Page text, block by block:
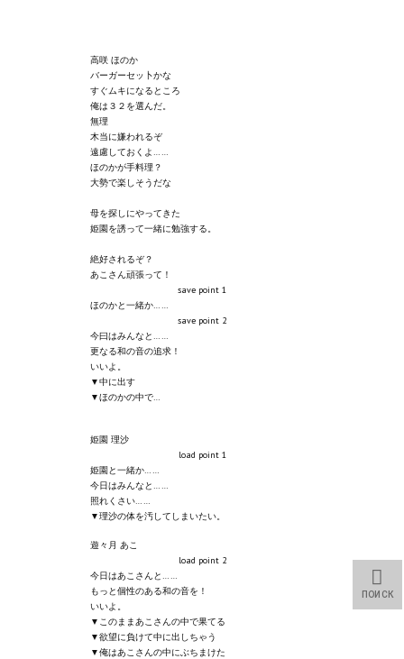
Работы Тестера 55
Наёмный оборотень
Небесный воин
Немного героев меча и магии
Расширенная версия Х3
Работы Kuroneko
Doom 3 Remaster Fan Edition
X2 - The Threat Remaster Fan Edition
Quake III Arena Remaster Fan Edition
Sacred Gold Remaster Fan Edition
Red Faction remaster Fan Edition
Aliens versus Predator 1 Remaster Fan Edition
Age of Pirates: Caribbean Tales Remaster Fan Edition
Корсары 3 Сундук мертвеца Remaster Fan Edition
Sea Dogs - City of Abandoned Ships Remaster Fan Edition
高咲 ほのか
バーガーセッ卜かな
すぐムキになるところ
俺は３２を選んだ。
無理
木当に嫌われるぞ
遠慮しておくよ……
ほのかが手料理？
大勢で楽しそうだな
母を探しにやってきた
姫園を誘って一緒に勉強する。
絶好されるぞ？
あこさん頑張って！
save point 1
ほのかと一緒か……
save point 2
今曰はみんなと……
更なる和の音の追求！
いいよ。
▼中に出す
▼ほのかの中で…
姫園 理沙
load point 1
姫園と一緒か……
今日はみんなと……
照れくさい……
▼理沙の体を汚してしまいたい。
遊々月 あこ
load point 2
今日はあこさんと……
もっと個性のある和の音を！
いいよ。
▼このままあこさんの中で果てる
▼欲望に負けて中に出しちゃう
▼俺はあこさんの中にぶちまけた
ПОИСК